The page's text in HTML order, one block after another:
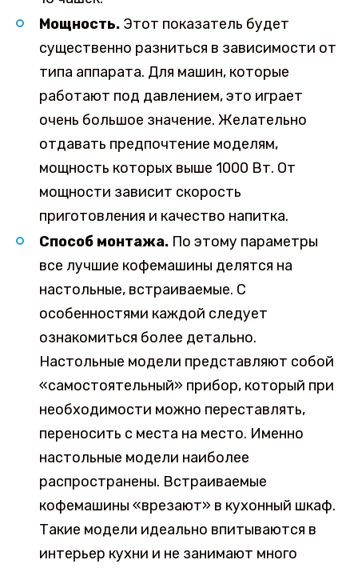
Мощность.Этот показатель будет
существенно разниться в зависимости от
типа аппарата. Для машин, которые
работают под давлением, это играет
очень большое значение. Желательно
отдавать предпочтение моделям,
мощность которых выше 1000 Вт. От
мощности зависит скорость
приготовления и качество напитка.
Способ монтажа.По этому параметры
все лучшие кофемашины делятся на
настольные, встраиваемые. С
особенностями каждой следует
ознакомиться более детально.
Настольные модели представляют собой
«самостоятельный» прибор, который при
необходимости можно переставлять,
переносить с места на место. Именно
настольные модели наиболее
распространены. Встраиваемые
кофемашины «врезают» в кухонный шкаф.
Такие модели идеально впитываются в
интерьер кухни и не занимают много